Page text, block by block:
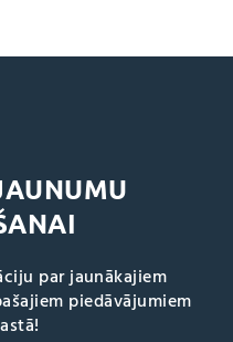
par jaunākajiem
piedāvājumiem